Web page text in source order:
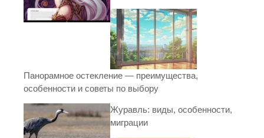
Панорамное остекление — преимущества,
особенности и советы по выбору
Журавль: виды, особенности,
миграции